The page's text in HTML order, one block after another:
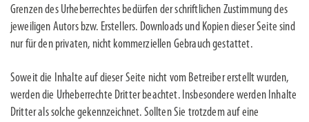
Grenzen des Urheberrechtes bedürfen der schriftlichen Zustimmung des
jeweiligen Autors bzw. Erstellers. Downloads und Kopien dieser Seite sind
nur für den privaten, nicht kommerziellen Gebrauch gestattet.
Soweit die Inhalte auf dieser Seite nicht vom Betreiber erstellt wurden,
werden die Urheberrechte Dritter beachtet. Insbesondere werden Inhalte
Dritter als solche gekennzeichnet. Sollten Sie trotzdem auf eine